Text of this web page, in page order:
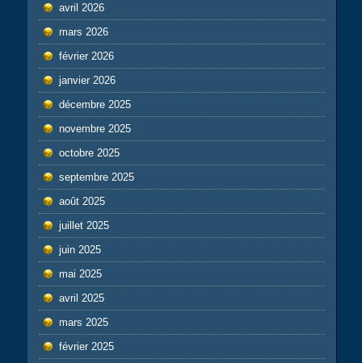
avril 2026
mars 2026
février 2026
janvier 2026
décembre 2025
novembre 2025
octobre 2025
septembre 2025
août 2025
juillet 2025
juin 2025
mai 2025
avril 2025
mars 2025
février 2025